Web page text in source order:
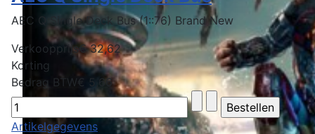
AEC Q Single Deck Bus (1::76) Brand New
Verkoopprijs € 32,62
Korting
Bedrag BTW€ 5,66
Artikelgegevens